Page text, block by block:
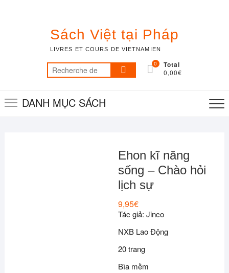
Sách Việt tại Pháp
LIVRES ET COURS DE VIETNAMIEN
Recherche
pour :
0 Total
0,00€
DANH MỤC SÁCH
Ehon kĩ năng
sống – Chào hỏi
lịch sự
9,95€
Tác giả: Jinco
NXB Lao Động
20 trang
Bìa mềm